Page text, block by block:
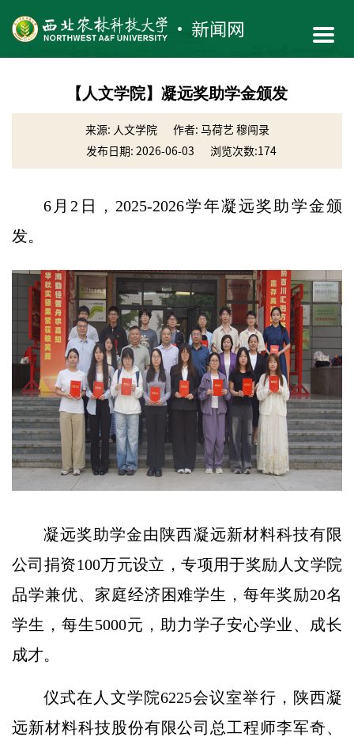
【人文学院】凝远奖助学金颁发
来源: 人文学院
作者: 马荷艺 穆闯录
发布日期: 2026-06-03
浏览次数:174
6月2日，2025-2026学年凝远奖助学金颁
发。
凝远奖助学金由陕西凝远新材料科技有限
公司捐资100万元设立，专项用于奖励人文学院
品学兼优、家庭经济困难学生，每年奖励20名
学生，每生5000元，助力学子安心学业、成长
成才。
仪式在人文学院6225会议室举行，陕西凝
远新材料科技股份有限公司总工程师李军奇、